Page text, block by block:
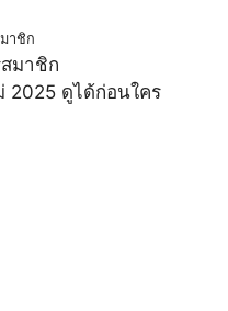
าชิก
มาชิก
2025 ดูได้ก่อนใคร